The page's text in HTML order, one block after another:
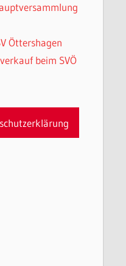
Öttershagen
beim SVÖ